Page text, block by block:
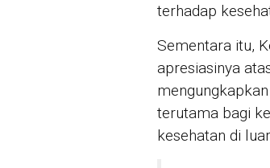
terhadap
Sementara itu,
apresiasinya
terutama bagi
kesehatan di